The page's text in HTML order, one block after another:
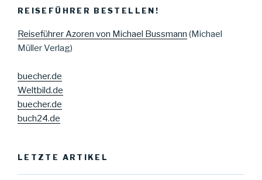
REISEFÜHRER BESTELLEN!
Reiseführer Azoren von Michael Bussmann (Michael
Müller Verlag)
buecher.de
Weltbild.de
buecher.de
buch24.de
LETZTE ARTIKEL